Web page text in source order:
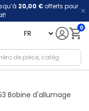
20,00 €offerts pour
language 0
Bobine d'allumage